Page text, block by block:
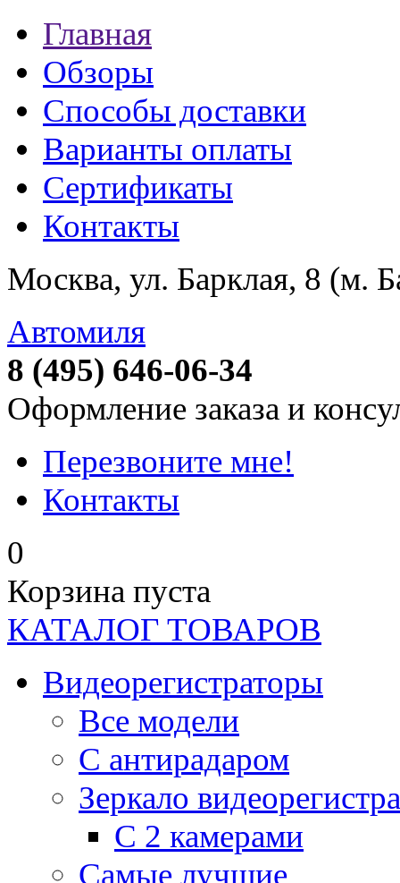
Главная
Обзоры
Способы доставки
Варианты оплаты
Сертификаты
Контакты
Москва, ул. Барклая, 8 (м.
Автомиля
8 (495) 646-06-34
Оформление заказа и
Перезвоните мне!
Контакты
0
Корзина пуста
КАТАЛОГ ТОВАРОВ
Видеорегистраторы
Все модели
C антирадаром
Зеркало
С 2 камерами
Самые лучшие